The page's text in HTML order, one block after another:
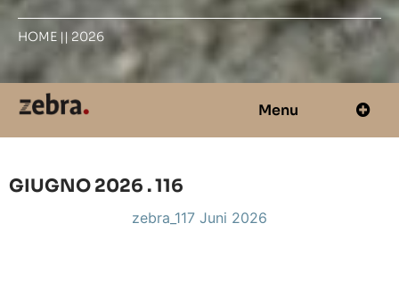
HOME || 2026
Menu
GIUGNO 2026 . 116
zebra_117 Juni 2026